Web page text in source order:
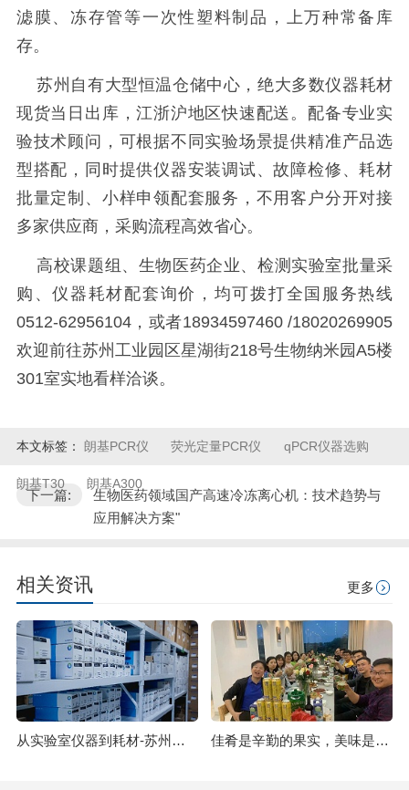
滤膜、冻存管等一次性塑料制品，上万种常备库
存。
苏州自有大型恒温仓储中心，绝大多数仪器耗材
现货当日出库，江浙沪地区快速配送。配备专业实
验技术顾问，可根据不同实验场景提供精准产品选
型搭配，同时提供仪器安装调试、故障检修、耗材
批量定制、小样申领配套服务，不用客户分开对接
多家供应商，采购流程高效省心。
高校课题组、生物医药企业、检测实验室批量采
购、仪器耗材配套询价，均可拨打全国服务热线
0512-62956104，或者18934597460 /18020269905
欢迎前往苏州工业园区星湖街218号生物纳米园A5楼
301室实地看样洽谈。
本文标签： 朗基PCR仪 荧光定量PCR仪 qPCR仪器选购
朗基T30 朗基A300
下一篇:
生物医药领域国产高速冷冻离心机：技术趋势与
应用解决方案"
相关资讯 更多
从实验室仪器到耗材-苏州阿尔法生物提供实验室设备选型指南 佳肴是辛勤的果实，美味是汗水的结晶!-----苏州阿尔法生物团建